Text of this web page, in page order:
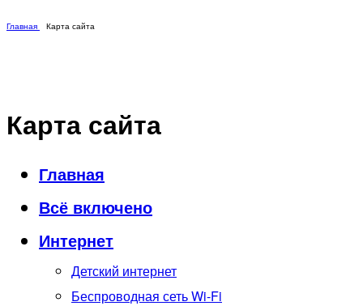
Главная Карта сайта
Карта сайта
Главная
Всё включено
Интернет
Детский интернет
Беспроводная сеть Wi-Fi